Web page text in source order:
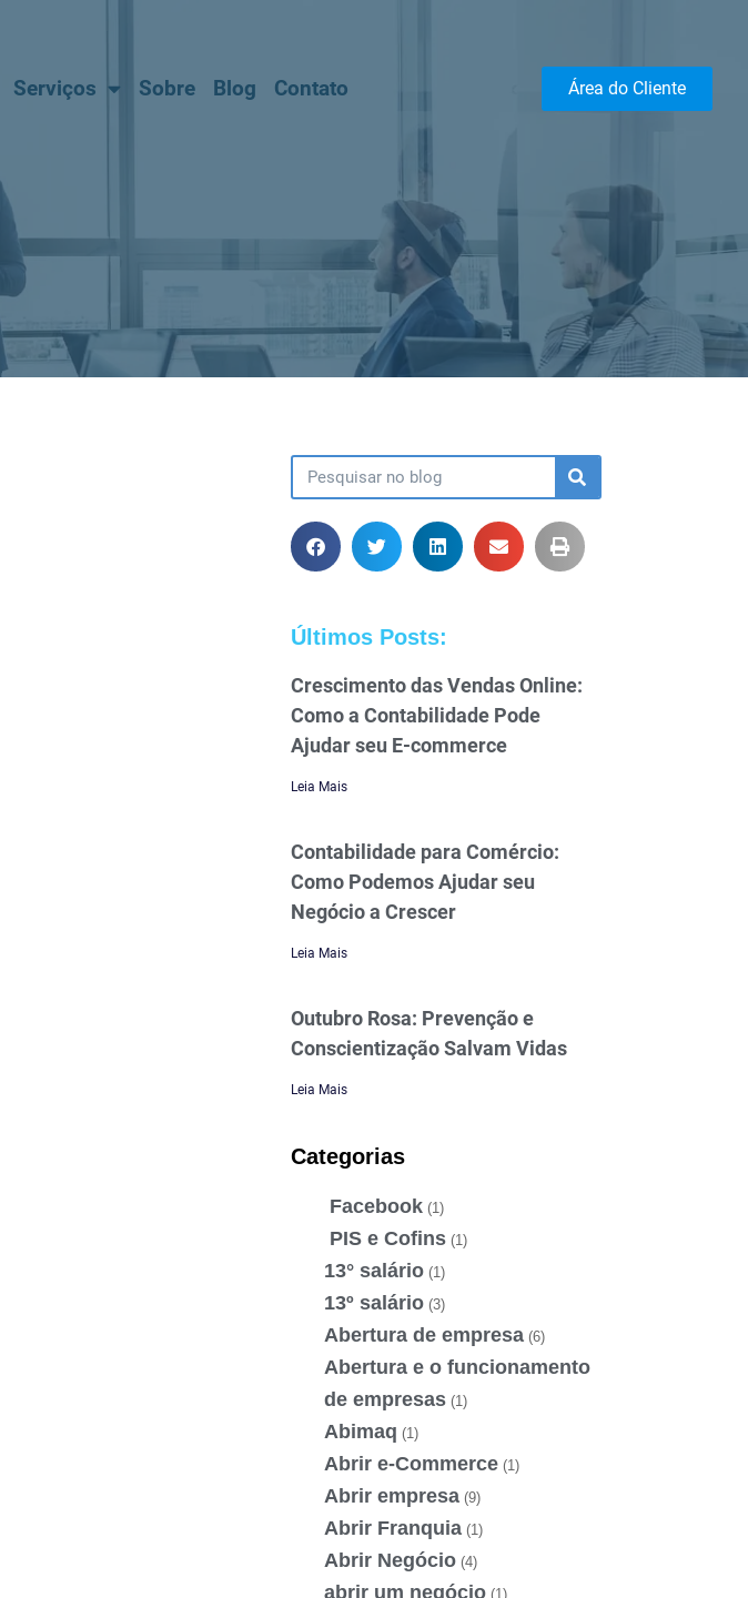
Serviços Sobre Blog Contato Área do Cliente
Últimos Posts:
Crescimento das Vendas Online:
Como a Contabilidade Pode
Ajudar seu E-commerce
Leia Mais
Contabilidade para Comércio:
Como Podemos Ajudar seu
Negócio a Crescer
Leia Mais
Outubro Rosa: Prevenção e
Conscientização Salvam Vidas
Leia Mais
Categorias
Facebook (1)
PIS e Cofins (1)
13° salário (1)
13º salário (3)
Abertura de empresa (6)
Abertura e o funcionamento
de empresas (1)
Abimaq (1)
Abrir e-Commerce (1)
Abrir empresa (9)
Abrir Franquia (1)
Abrir Negócio (4)
abrir um negócio (1)